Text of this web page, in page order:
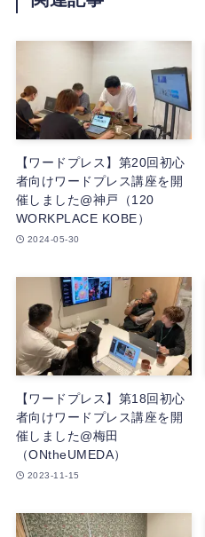
【ワードプレス】第20回初心
者向けワードプレス講座を開
催しました@神戸（120
WORKPLACE KOBE）
2024-05-30
【ワードプレス】第18回初心
者向けワードプレス講座を開
催しました@梅田
（ONtheUMEDA）
2023-11-15